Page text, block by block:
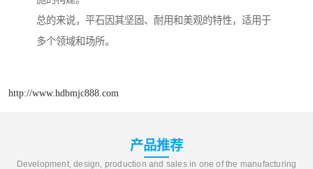
总的来说，平石因其坚固、耐用和美观的特性，适用于
多个领域和场所。
http://www.hdbmjc888.com
产品推荐
Development, design, production and sales in one of the manufacturing